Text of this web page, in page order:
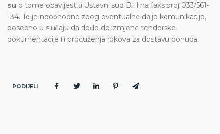
su o tome obavijestiti Ustavni sud BiH na faks broj 033/561-
134. To je neophodno zbog eventualne dalje komunikacije,
posebno u slučaju da dođe do izmjene tenderske
dokumentacije ili produženja rokova za dostavu ponuda.
PODIJELI